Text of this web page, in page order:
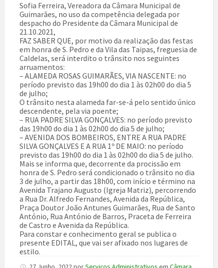
Sofia Ferreira, Vereadora da Câmara Municipal de
Guimarães, no uso da competência delegada por
despacho do Presidente da Câmara Municipal de
21.10.2021,
FAZ SABER QUE, por motivo da realização das festas
em honra de S. Pedro e da Vila das Taipas, freguesia de
Caldelas, será interdito o trânsito nos seguintes
arruamentos:
– ALAMEDA ROSAS GUIMARÃES, VIA NASCENTE: no
período previsto das 19h00 do dia 1 às 02h00 do dia 5
de julho;
O trânsito nesta alameda far-se-á pelo sentido único
descendente, pela via poente;
– RUA PADRE SILVA GONÇALVES: no período previsto
das 19h00 do dia 1 às 02h00 do dia 5 de julho;
– AVENIDA DOS BOMBEIROS, ENTRE A RUA PADRE
SILVA GONÇALVES E A RUA 1º DE MAIO: no período
previsto das 19h00 do dia 1 às 02h00 do dia 5 de julho.
Mais se informa que, decorrente da procissão em
honra de S. Pedro será condicionado o trânsito no dia
3 de julho, a partir das 18h00, com início e término na
Avenida Trajano Augusto (Igreja Matriz), percorrendo
a Rua Dr. Alfredo Fernandes, Avenida da República,
Praça Doutor João Antunes Guimarães, Rua de Santo
António, Rua António de Barros, Praceta de Ferreira
de Castro e Avenida da República.
Para constar e conhecimento geral se publica o
presente EDITAL, que vai ser afixado nos lugares de
estilo.